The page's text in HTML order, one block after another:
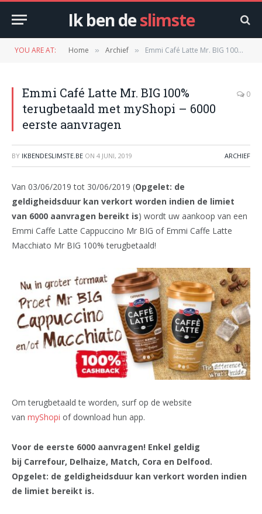
Ik ben deslimste
YOU ARE AT: Home » Archief » Emmi Café Latte Mr. BIG 100% terugbetaald met myShopi – 6000 eerste aanvragen
Emmi Café Latte Mr. BIG 100%
terugbetaald met myShopi – 6000
eerste aanvragen
0
BY IKBENDESLIMSTE.BE ON 4 JUNI, 2019 ARCHIEF
Van 03/06/2019 tot 30/06/2019 (Opgelet: de
geldigheidsduur kan verkort worden indien de limiet
van 6000 aanvragen bereikt is) wordt uw aankoop van een
Emmi Caffe Latte Cappuccino Mr BIG of Emmi Caffe Latte
Macchiato Mr BIG 100% terugbetaald!
Om terugbetaald te worden, surf op de website
van myShopi of download hun app.
Voor de eerste 6000 aanvragen! Enkel geldig
bij Carrefour, Delhaize, Match, Cora en Delfood.
Opgelet: de geldigheidsduur kan verkort worden indien
de limiet bereikt is.